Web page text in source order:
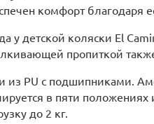
комфорт благодаря
у детской коляски El
пропиткой
из PU с подшипниками.
в пяти
до 2 кг.